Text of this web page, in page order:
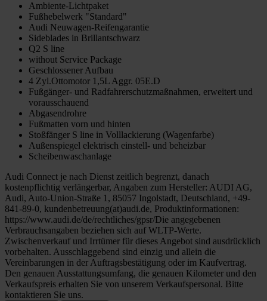
Ambiente-Lichtpaket
Fußhebelwerk "Standard"
Audi Neuwagen-Reifengarantie
Sideblades in Brillantschwarz
Q2 S line
without Service Package
Geschlossener Aufbau
4 Zyl.Ottomotor 1,5L Aggr. 05E.D
Fußgänger- und Radfahrerschutzmaßnahmen, erweitert und
vorausschauend
Abgasendrohre
Fußmatten vorn und hinten
Stoßfänger S line in Volllackierung (Wagenfarbe)
Außenspiegel elektrisch einstell- und beheizbar
Scheibenwaschanlage
Audi Connect je nach Dienst zeitlich begrenzt, danach
kostenpflichtig verlängerbar, Angaben zum Hersteller: AUDI AG,
Audi, Auto-Union-Straße 1, 85057 Ingolstadt, Deutschland, +49-
841-89-0, kundenbetreuung(at)audi.de, Produktinformationen:
https://www.audi.de/de/rechtliches/gpsr/Die angegebenen
Verbrauchsangaben beziehen sich auf WLTP-Werte.
Zwischenverkauf und Irrtümer für dieses Angebot sind ausdrücklich
vorbehalten. Ausschlaggebend sind einzig und allein die
Vereinbarungen in der Auftragsbestätigung oder im Kaufvertrag.
Den genauen Ausstattungsumfang, die genauen Kilometer und den
Verkaufspreis erhalten Sie von unserem Verkaufspersonal. Bitte
kontaktieren Sie uns.